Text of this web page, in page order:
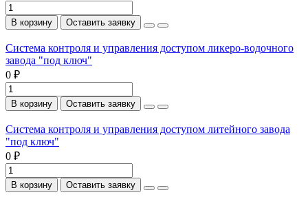
В корзину Оставить заявку
Система контроля и управления доступом ликеро-водочного
завода "под ключ"
0 ₽
В корзину Оставить заявку
Система контроля и управления доступом литейного завода
"под ключ"
0 ₽
В корзину Оставить заявку